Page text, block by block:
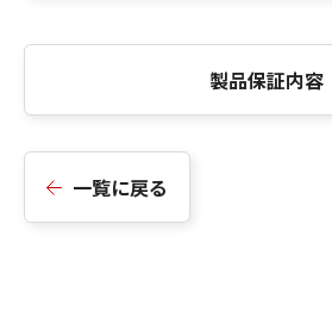
製品保証内容
一覧に戻る